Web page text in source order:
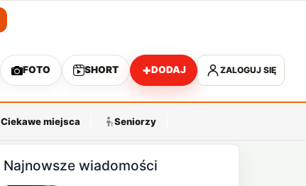
FOTO SHORT +DODAJ ZALOGUJ SIĘ
Ciekawe miejsca Seniorzy
Najnowsze wiadomości